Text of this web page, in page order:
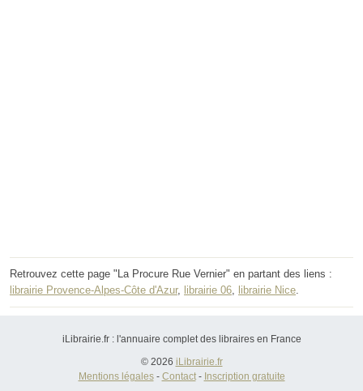
Retrouvez cette page "La Procure Rue Vernier" en partant des liens :
librairie Provence-Alpes-Côte d'Azur, librairie 06 librairie Nice
iLibrairie.fr : l'annuaire complet des libraires en France
© 2026 iLibrairie.fr
Mentions légales- Contact- Inscription gratuite